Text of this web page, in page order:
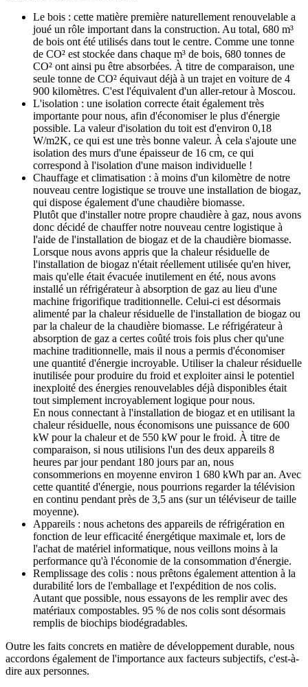
Le bois : cette matière première naturellement renouvelable a
joué un rôle important dans la construction. Au total, 680 m³
de bois ont été utilisés dans tout le centre. Comme une tonne
de CO² est stockée dans chaque m³ de bois, 680 tonnes de
CO² ont ainsi pu être absorbées. À titre de comparaison, une
seule tonne de CO² équivaut déjà à un trajet en voiture de 4
900 kilomètres. C'est l'équivalent d'un aller-retour à Moscou.
L'isolation : une isolation correcte était également très
importante pour nous, afin d'économiser le plus d'énergie
possible. La valeur d'isolation du toit est d'environ 0,18
W/m2K, ce qui est une très bonne valeur. À cela s'ajoute une
isolation des murs d'une épaisseur de 16 cm, ce qui
correspond à l'isolation d'une maison individuelle !
Chauffage et climatisation : à moins d'un kilomètre de notre
nouveau centre logistique se trouve une installation de biogaz,
qui dispose également d'une chaudière biomasse.
Plutôt que d'installer notre propre chaudière à gaz, nous avons
donc décidé de chauffer notre nouveau centre logistique à
l'aide de l'installation de biogaz et de la chaudière biomasse.
Lorsque nous avons appris que la chaleur résiduelle de
l'installation de biogaz n'était réellement utilisée qu'en hiver,
mais qu'elle était évacuée inutilement en été, nous avons
installé un réfrigérateur à absorption de gaz au lieu d'une
machine frigorifique traditionnelle. Celui-ci est désormais
alimenté par la chaleur résiduelle de l'installation de biogaz ou
par la chaleur de la chaudière biomasse. Le réfrigérateur à
absorption de gaz a certes coûté trois fois plus cher qu'une
machine traditionnelle, mais il nous a permis d'économiser
une quantité d'énergie incroyable. Utiliser la chaleur résiduelle
inutilisée pour produire du froid et exploiter ainsi le potentiel
inexploité des énergies renouvelables déjà disponibles était
tout simplement incroyablement logique pour nous.
En nous connectant à l'installation de biogaz et en utilisant la
chaleur résiduelle, nous économisons une puissance de 600
kW pour la chaleur et de 550 kW pour le froid. À titre de
comparaison, si nous utilisions l'un des deux appareils 8
heures par jour pendant 180 jours par an, nous
consommerions en moyenne environ 1 680 kWh par an. Avec
cette quantité d'énergie, nous pourrions regarder la télévision
en continu pendant près de 3,5 ans (sur un téléviseur de taille
moyenne).
Appareils : nous achetons des appareils de réfrigération en
fonction de leur efficacité énergétique maximale et, lors de
l'achat de matériel informatique, nous veillons moins à la
performance qu'à l'économie de la consommation d'énergie.
Remplissage des colis : nous prêtons également attention à la
durabilité lors de l'emballage et l'expédition de nos colis.
Autant que possible, nous essayons de les remplir avec des
matériaux compostables. 95 % de nos colis sont désormais
remplis de biochips biodégradables.
Outre les faits concrets en matière de développement durable, nous
accordons également de l'importance aux facteurs subjectifs, c'est-à-
dire aux personnes.